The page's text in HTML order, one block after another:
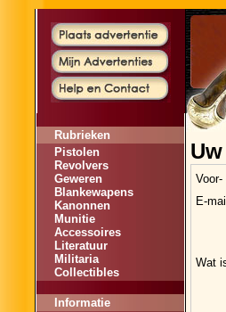
Rubrieken
Pistolen
Revolvers
Geweren
Blankewapens
Kanonnen
Munitie
Accessoires
Literatuur
Militaria
Collectibles
Informatie
Voor-
E-
Wat